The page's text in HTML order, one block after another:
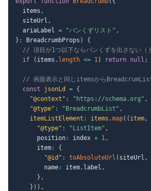
  items
,
  siteUrl
,
  ariaLabel
= "パンくずリスト" ,
} : BreadcrumbProps )
{
// 項目が1つ以下ならパンくずを出さない（
if
( items . length <= 1) return null ;
// 画面表示と同じitemsからBreadcrumList
const jsonLd = {
"@context" : "https://schema.org" ,
"@type" : "BreadcrumbList" ,
    itemListElement
: items .map( ( item,
"@type" : "ListItem" ,
      position
: index + 1,
      item
:
{
"@id" : toAbsoluteUrl ( siteUrl ,
        name
: item. label ,
} ,
} ) ) ,